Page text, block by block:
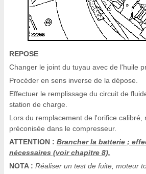
REPOSE
Changer le joint du tuyau avec de l'huile
Procéder en sens inverse de la dépose.
Effectuer le remplissage du circuit de
station de charge.
Lors du remplacement de l'orifice calibré,
préconisée dans le compresseur.
ATTENTION : Brancher la batterie ;
nécessaires (voir chapitre 8).
NOTA : Réaliser un test de fuite, moteur